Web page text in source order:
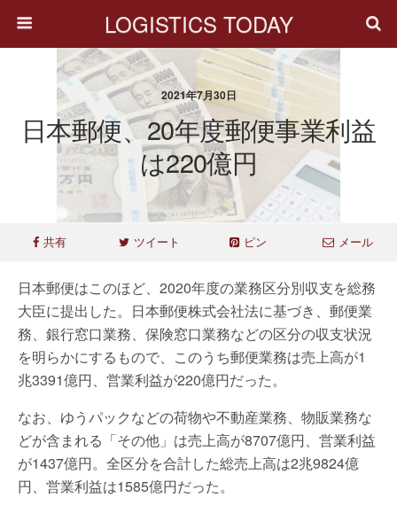
LOGISTICS TODAY
2021年7月30日
日本郵便、20年度郵便事業利益
は220億円
共有 ツイート ピン メール
日本郵便はこのほど、2020年度の業務区分別収支を総務
大臣に提出した。日本郵便株式会社法に基づき、郵便業
務、銀行窓口業務、保険窓口業務などの区分の収支状況
を明らかにするもので、このうち郵便業務は売上高が1
兆3391億円、営業利益が220億円だった。
なお、ゆうパックなどの荷物や不動産業務、物販業務な
どが含まれる「その他」は売上高が8707億円、営業利益
が1437億円。全区分を合計した総売上高は2兆9824億
円、営業利益は1585億円だった。